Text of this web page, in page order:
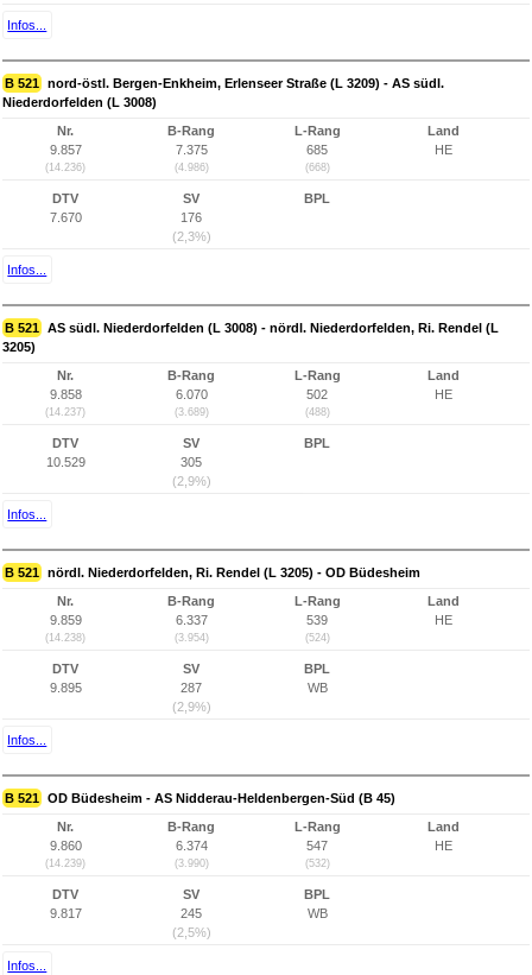
Infos...
B 521 nord-östl. Bergen-Enkheim, Erlenseer Straße (L 3209) - AS südl.
Niederdorfelden (L 3008)
Nr.
9.857
(14.236)
B-Rang
7.375
(4.986)
L-Rang
685
(668)
Land
HE
DTV
7.670
SV
176
(2,3%)
BPL
Infos...
B 521 AS südl. Niederdorfelden (L 3008) - nördl. Niederdorfelden, Ri. Rendel (L
3205)
Nr.
9.858
(14.237)
B-Rang
6.070
(3.689)
L-Rang
502
(488)
Land
HE
DTV
10.529
SV
305
(2,9%)
BPL
Infos...
B 521 nördl. Niederdorfelden, Ri. Rendel (L 3205) - OD Büdesheim
Nr.
9.859
(14.238)
B-Rang
6.337
(3.954)
L-Rang
539
(524)
Land
HE
DTV
9.895
SV
287
(2,9%)
BPL
WB
Infos...
B 521 OD Büdesheim - AS Nidderau-Heldenbergen-Süd (B 45)
Nr.
9.860
(14.239)
B-Rang
6.374
(3.990)
L-Rang
547
(532)
Land
HE
DTV
9.817
SV
245
(2,5%)
BPL
WB
Infos...